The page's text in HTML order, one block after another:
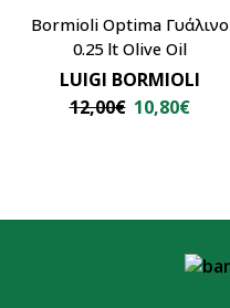
Bormioli Optima Γυάλινο
0.25 lt Olive Oil
LUIGI BORMIOLI
12,00€ 10,80€